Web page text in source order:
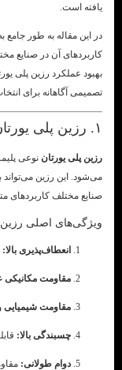
یافته است.
در این مقاله به طور جامع
کاربردهای آن در صنایع
بهبود عملکرد رزین پلی
تصمیمی آگاهانه برای
۱. رزین پلی یورتان چیست؟
رزین پلی یورتان نوعی
می‌شود. این رزین
صنایع مختلف کاربردهای
ویژگی‌های اصلی رزین
انعطاف‌پذیری بالا:
مقاومت مکانیکی
مقاومت شیمیایی
چسبندگی بالا:
دوام طولانی: